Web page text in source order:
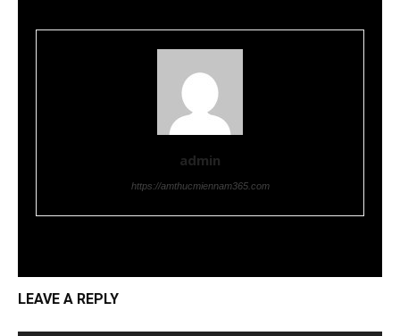
admin
https://amthucmiennam365.com
LEAVE A REPLY